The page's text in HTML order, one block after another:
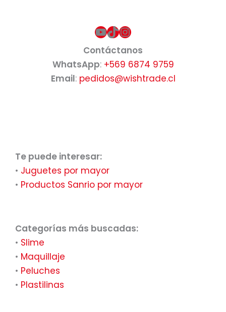
YouTube
TikTok
Instagram
Contáctanos
WhatsApp: +569 6874 9759
Email: pedidos@wishtrade.cl
Te puede interesar:
• Juguetes por mayor
• Productos Sanrio por mayor
Categorías más buscadas:
• Slime
• Maquillaje
• Peluches
• Plastilinas